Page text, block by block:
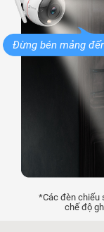
*Các đèn chiếu
chế độ
Đừng bén mảng